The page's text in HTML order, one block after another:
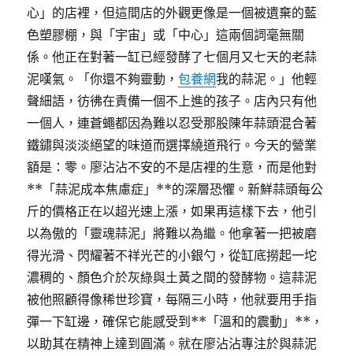
心」的店裡，但這間店的外觀更像是一個被遺棄的藍
色塑膠棚，與「宇宙」或「中心」這兩個詞毫無關
係。他正在對著一缸已經發酵了七個月又七天的老蒜
泥嘆氣。「你還不夠靈動，包養網我的蒜泥。」他輕
聲細語，彷彿在責備一個不上進的孩子。店內只有他
一個人，連蒼蠅都因為難以忍受那股陳年蒜頭混合著
鐵鏽與淡淡絕望的味道而選擇繞道飛行。今天的營業
額是：零。廖沾沾不安的不是店裡的生意，而是他對
**「蒜泥成本焦慮症」**的深層恐懼。新鮮蒜頭每公
斤的價格正在以超光速上漲，如果再這樣下去，他引
以為傲的「靈魂蒜泥」將難以為繼。他拿著一把被磨
得光滑、閃耀著不祥光芒的小銀勺，從缸底撈起一坨
濃稠的、顏色介於灰綠與土黃之間的發酵物。這蒜泥
被他照顧得像稀世珍寶，每隔三小時，他就要用手指
彈一下缸邊，確保它能感受到**「溫和的震動」**，
以助其在精神上達到圓滿。就在廖沾沾專注於與蒜泥